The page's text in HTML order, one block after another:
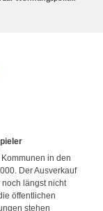
in den
Der Ausverkauf
längst nicht
öffentlichen
stehen